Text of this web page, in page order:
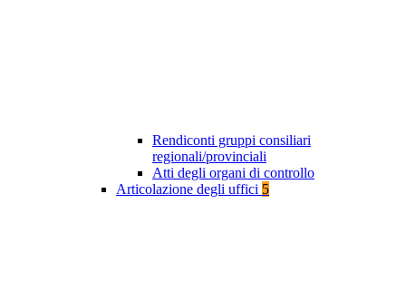
Rendiconti gruppi consiliari
regionali/provinciali
Atti degli organi di controllo
Articolazione degli uffici 5